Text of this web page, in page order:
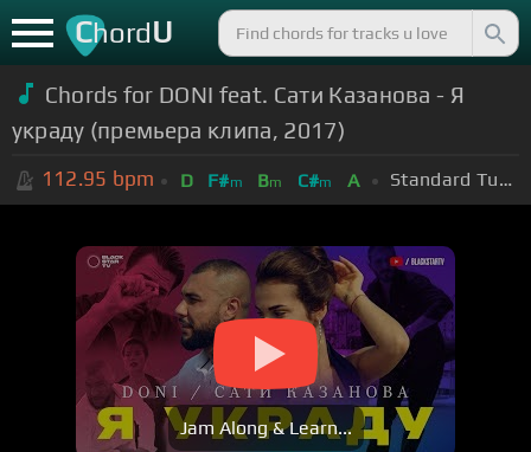
ChordU
Chords for DONI feat. Сати Казанова - Я
украду (премьера клипа, 2017)
112.95 bpm D F#m Bm C#m A Standard Tuning (EADGBE)
Jam Along & Learn...